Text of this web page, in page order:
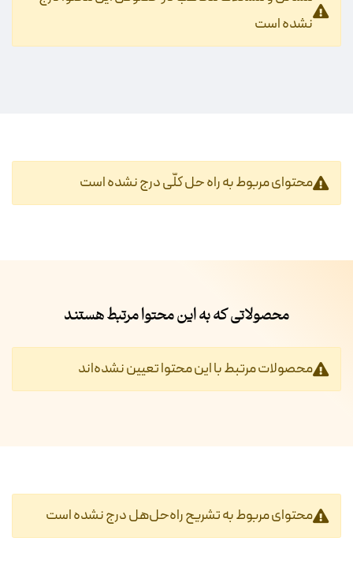
نشده است
محتوای مربوط به راه حل کلّی درج نشده است
محصولاتی که به این محتوا مرتبط هستند
محصولات مرتبط با این محتوا تعیین نشده‌اند
محتوای مربوط به تشریح راه‌حل‌هل درج نشده است‎